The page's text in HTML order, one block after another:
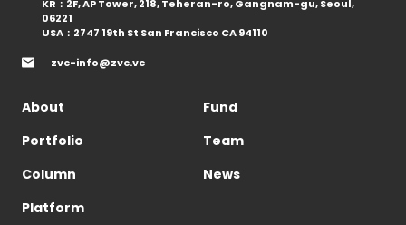
KR：2F, AP Tower, 218, Teheran-ro, Gangnam-gu, Seoul,
06221
USA：2747 19th St San Francisco CA 94110
zvc-info@zvc.vc
About
Fund
Portfolio
Team
Column
News
Platform